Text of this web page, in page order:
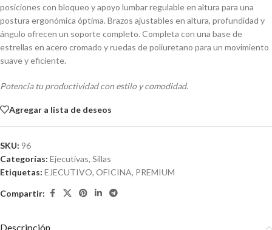
posiciones con bloqueo y apoyo lumbar regulable en altura para una
postura ergonómica óptima. Brazos ajustables en altura, profundidad y
ángulo ofrecen un soporte completo. Completa con una base de
estrellas en acero cromado y ruedas de poliuretano para un movimiento
suave y eficiente.
Potencia tu productividad con estilo y comodidad.
Agregar a lista de deseos
SKU: 96
Categorías: Ejecutivas, Sillas
Etiquetas: EJECUTIVO, OFICINA, PREMIUM
Compartir:
Descripción